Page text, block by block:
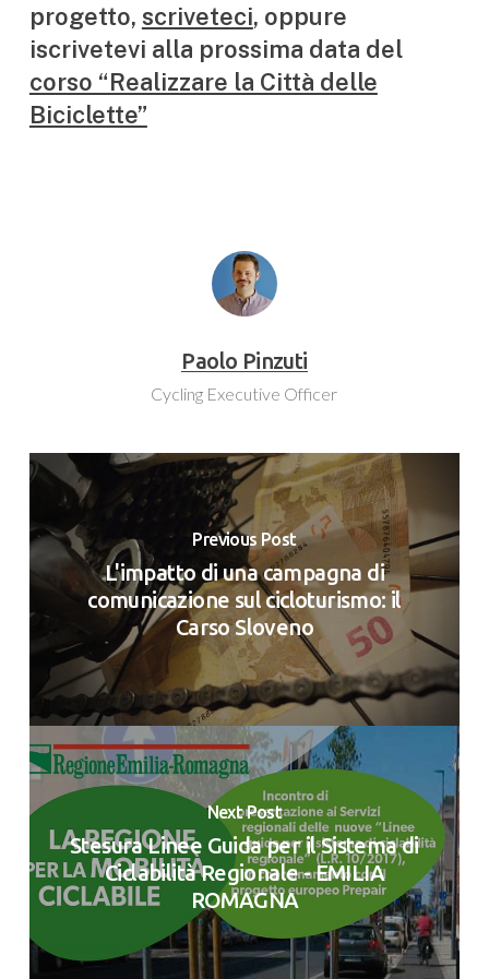
progetto, scriveteci, oppure
iscrivetevi alla prossima data del
corso “Realizzare la Città delle
Biciclette”
Paolo Pinzuti
Cycling Executive Officer
Previous Post
L'impatto di una campagna di
comunicazione sul cicloturismo: il
Carso Sloveno
Next Post
Stesura Linee Guida per il Sistema di
Ciclabilità Regionale - EMILIA
ROMAGNA